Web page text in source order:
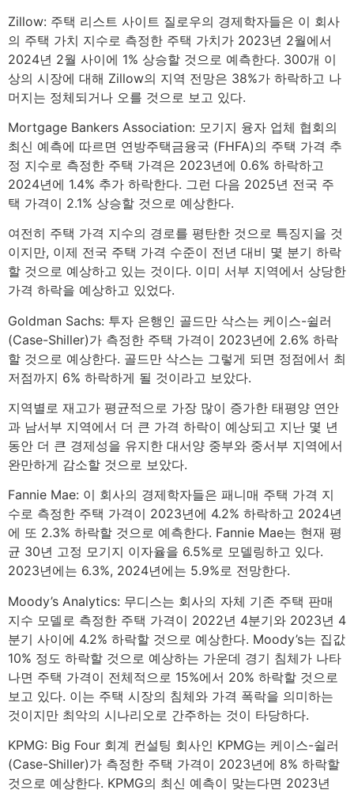
Zillow: 주택 리스트 사이트 질로우의 경제학자들은 이 회사
의 주택 가치 지수로 측정한 주택 가치가 2023년 2월에서
2024년 2월 사이에 1% 상승할 것으로 예측한다. 300개 이
상의 시장에 대해 Zillow의 지역 전망은 38%가 하락하고 나
머지는 정체되거나 오를 것으로 보고 있다.
Mortgage Bankers Association: 모기지 융자 업체 협회의
최신 예측에 따르면 연방주택금융국 (FHFA)의 주택 가격 추
정 지수로 측정한 주택 가격은 2023년에 0.6% 하락하고
2024년에 1.4% 추가 하락한다. 그런 다음 2025년 전국 주
택 가격이 2.1% 상승할 것으로 예상한다.
여전히 주택 가격 지수의 경로를 평탄한 것으로 특징지을 것
이지만, 이제 전국 주택 가격 수준이 전년 대비 몇 분기 하락
할 것으로 예상하고 있는 것이다. 이미 서부 지역에서 상당한
가격 하락을 예상하고 있었다.
Goldman Sachs: 투자 은행인 골드만 삭스는 케이스-쉴러
(Case-Shiller)가 측정한 주택 가격이 2023년에 2.6% 하락
할 것으로 예상한다. 골드만 삭스는 그렇게 되면 정점에서 최
저점까지 6% 하락하게 될 것이라고 보았다.
지역별로 재고가 평균적으로 가장 많이 증가한 태평양 연안
과 남서부 지역에서 더 큰 가격 하락이 예상되고 지난 몇 년
동안 더 큰 경제성을 유지한 대서양 중부와 중서부 지역에서
완만하게 감소할 것으로 보았다.
Fannie Mae: 이 회사의 경제학자들은 패니매 주택 가격 지
수로 측정한 주택 가격이 2023년에 4.2% 하락하고 2024년
에 또 2.3% 하락할 것으로 예측한다. Fannie Mae는 현재 평
균 30년 고정 모기지 이자율을 6.5%로 모델링하고 있다.
2023년에는 6.3%, 2024년에는 5.9%로 전망한다.
Moody’s Analytics: 무디스는 회사의 자체 기존 주택 판매
지수 모델로 측정한 주택 가격이 2022년 4분기와 2023년 4
분기 사이에 4.2% 하락할 것으로 예상한다. Moody’s는 집값
10% 정도 하락할 것으로 예상하는 가운데 경기 침체가 나타
나면 주택 가격이 전체적으로 15%에서 20% 하락할 것으로
보고 있다. 이는 주택 시장의 침체와 가격 폭락을 의미하는
것이지만 최악의 시나리오로 간주하는 것이 타당하다.
KPMG: Big Four 회계 컨설팅 회사인 KPMG는 케이스-쉴러
(Case-Shiller)가 측정한 주택 가격이 2023년에 8% 하락할
것으로 예상한다. KPMG의 최신 예측이 맞는다면 2023년